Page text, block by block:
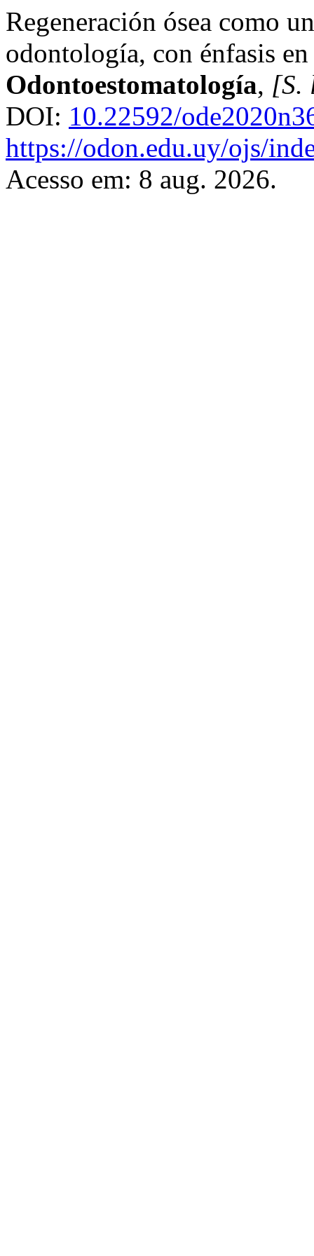
Regeneración ósea como
odontología, con énfasis
Odontoestomatología, [S.
DOI: 10.22592/
https://odon.edu.uy/ojs/
Acesso em: 8 aug. 2026.